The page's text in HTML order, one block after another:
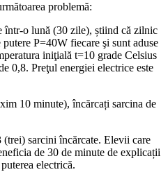
problemă:
într-o lună (30 zile), știind că zilnic
P=40W fiecare şi sunt aduse
iniţială t=10 grade Celsius
0,8. Preţul energiei electrice este
10 minute), încărcați sarcina de
sarcini încărcate. Elevii care
de 30 de minute de explicații
electrică.